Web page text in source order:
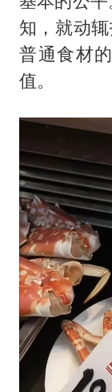
知，就动
普通食材
值。